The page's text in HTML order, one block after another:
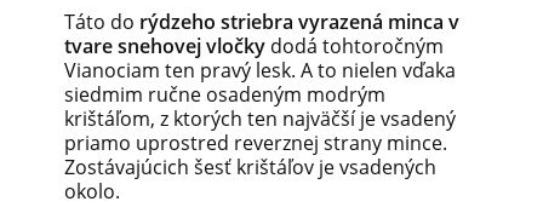
Táto do rýdzeho striebra vyrazená minca v
tvare snehovej vločky dodá tohtoročným
Vianociam ten pravý lesk. A to nielen vďaka
siedmim ručne osadeným modrým
krištáľom, z ktorých ten najväčší je vsadený
priamo uprostred reverznej strany mince.
Zostávajúcich šesť krištáľov je vsadených
okolo.